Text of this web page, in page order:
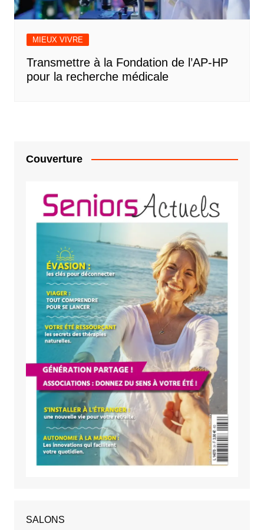
MIEUX VIVRE
Transmettre à la Fondation de l’AP-HP
pour la recherche médicale
Couverture
SALONS